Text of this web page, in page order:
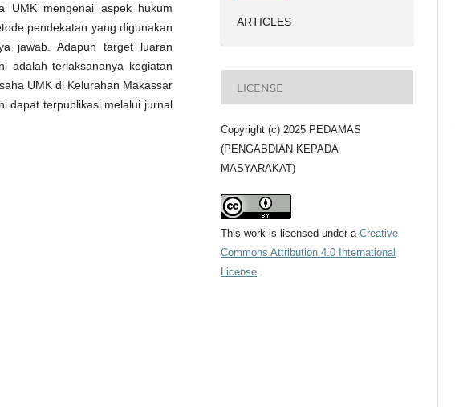
UMK mengenai aspek hukum
pendekatan yang digunakan
jawab. Adapun target luaran
adalah terlaksananya kegiatan
UMK di Kelurahan Makassar
dapat terpublikasi melalui jurnal
ARTICLES
LICENSE
Copyright (c) 2025 PEDAMAS
(PENGABDIAN KEPADA
MASYARAKAT)
This work is licensed under a Creative
Commons Attribution 4.0 International
License.